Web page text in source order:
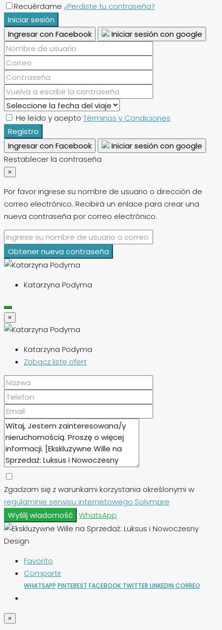
Recuérdame ¿Perdiste tu contraseña?
Iniciar sesión
Ingresar con Facebook
Iniciar sesión con google
He leído y acepto Términos y Condiciones
Registro
Ingresar con Facebook
Iniciar sesión con google
Restablecer la contraseña
×
Por favor ingrese su nombre de usuario o dirección de
correo electrónico. Recibirá un enlace para crear una
nueva contraseña por correo electrónico.
Obtener nueva contraseña
Katarzyna Podyma
×
Katarzyna Podyma
Zobacz listę ofert
Zgadzam się z warunkami korzystania określonymi w
regulaminie serwisu internetowego Solymare
Wyślij wiadomość WhatsApp
Favorito
Compartir
WHATSAPP PINTEREST FACEBOOK TWITTER LINKEDIN CORREO
×